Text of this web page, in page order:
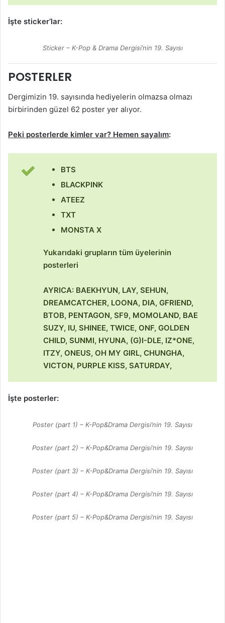
İşte sticker’lar:
Sticker – K-Pop & Drama Dergisi’nin 19. Sayısı
POSTERLER
Dergimizin 19. sayısında hediyelerin olmazsa olmazı
birbirinden güzel 62 poster yer alıyor.
Peki posterlerde kimler var? Hemen sayalım:
BTS
BLACKPINK
ATEEZ
TXT
MONSTA X
Yukarıdaki grupların tüm üyelerinin
posterleri
AYRICA: BAEKHYUN, LAY, SEHUN,
DREAMCATCHER, LOONA, DIA, GFRIEND,
BTOB, PENTAGON, SF9, MOMOLAND, BAE
SUZY, IU, SHINEE, TWICE, ONF, GOLDEN
CHILD, SUNMI, HYUNA, (G)I-DLE, IZ*ONE,
ITZY, ONEUS, OH MY GIRL, CHUNGHA,
VICTON, PURPLE KISS, SATURDAY,
İşte posterler:
Poster (part 1) – K-Pop&Drama Dergisi’nin 19. Sayısı
Poster (part 2) – K-Pop&Drama Dergisi’nin 19. Sayısı
Poster (part 3) – K-Pop&Drama Dergisi’nin 19. Sayısı
Poster (part 4) – K-Pop&Drama Dergisi’nin 19. Sayısı
Poster (part 5) – K-Pop&Drama Dergisi’nin 19. Sayısı